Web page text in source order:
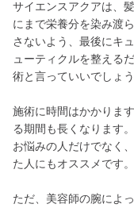
サイエンスアクアは、
にまで栄養分を染み渡
さないよう、最後にキ
ューティクルを整える
術と言っていいでしょう
施術に時間はかかりま
る期間も長くなります
お悩みの人だけでなく
た人にもオススメです。
ただ、美容師の腕によ